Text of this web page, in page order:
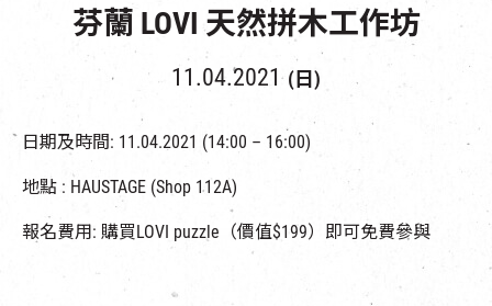
媒體中心
南豐店堂
商店
所有活動
導賞團
走進南豐紗廠
CHAT六廠
南豐作坊
到訪我們
開放時間及位置
穿梭巴士服務
芬蘭 LOVI 天然拼木工作坊
11.04.2021 (日)
日期及時間: 11.04.2021 (14:00 – 16:00)
地點 : HAUSTAGE (Shop 112A)
報名費用: 購買LOVI puzzle（價值$199）即可免費參與